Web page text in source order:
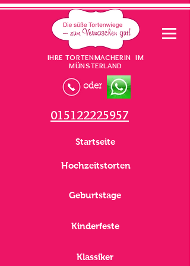
IHRE TORTENMACHERIN IM
MÜNSTERLAND
oder
015122225957
Startseite
Hochzeitstorten
Geburtstage
Kinderfeste
Klassiker